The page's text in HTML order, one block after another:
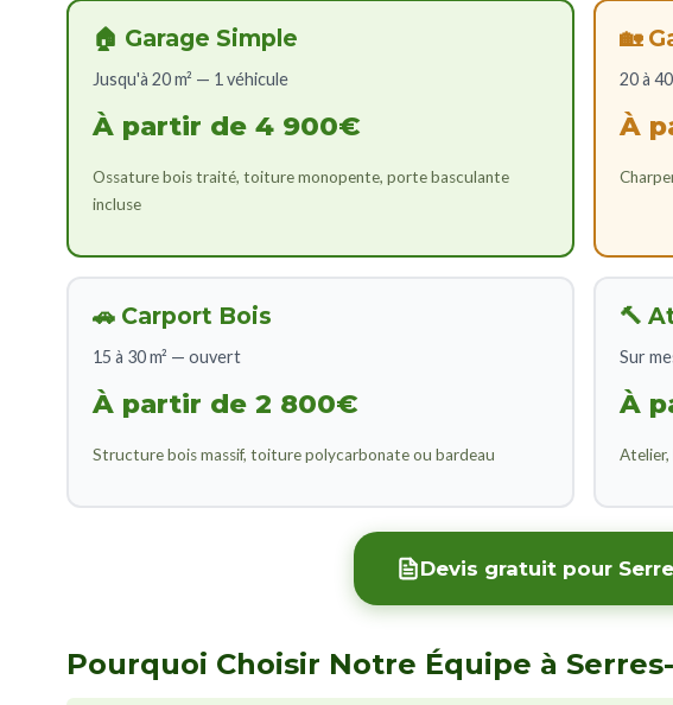
🏠 Garage Simple
Jusqu'à 20 m² — 1 véhicule
À partir de 4 900€
Ossature bois traité, toiture monopente, porte basculante
incluse
🏡
20 à
À
🚗 Carport Bois
15 à 30 m² — ouvert
À partir de 2 800€
Structure bois massif, toiture polycarbonate ou bardeau
🔨
Sur
À
Atelier,
Devis gratuit pour
Pourquoi Choisir Notre Équipe à